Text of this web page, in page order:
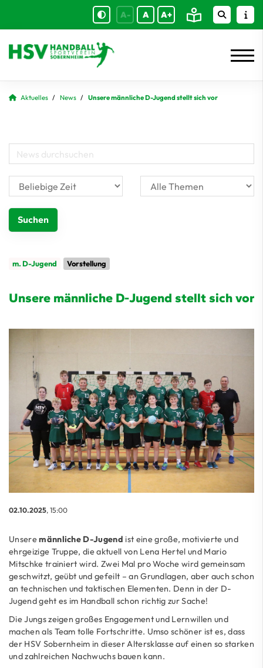
A- A A+
Aktuelles News Unsere männliche D-Jugend stellt sich vor
m. D-Jugend Vorstellung
Unsere männliche D-Jugend stellt sich vor
02.10.2025, 15:00
Unseremännliche D-Jugend ist eine große, motivierte und
ehrgeizige Truppe, die aktuell von Lena Hertel und Mario
Mitschke trainiert wird. Zwei Mal pro Woche wird gemeinsam
geschwitzt, geübt und gefeilt – an Grundlagen, aber auch schon
an technischen und taktischen Elementen. Denn in der D-
Jugend geht es im Handball schon richtig zur Sache!
Die Jungs zeigen großes Engagement und Lernwillen und
machen als Team tolle Fortschritte. Umso schöner ist es, dass
der HSV Sobernheim in dieser Altersklasse auf einen so starken
und zahlreichen Nachwuchs bauen kann.